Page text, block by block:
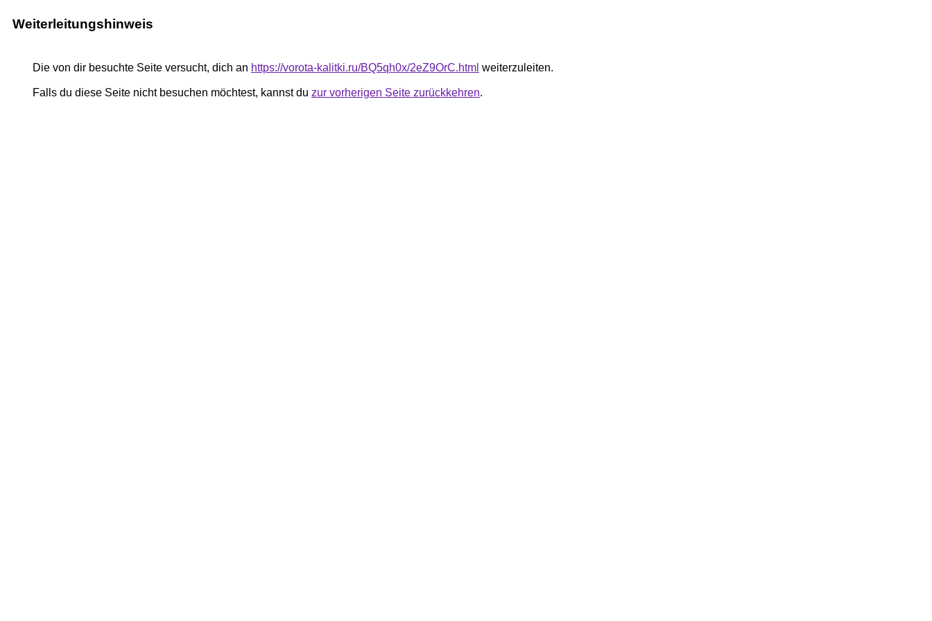
Weiterleitungshinweis
Die von dir besuchte Seite versucht, dich an https://vorota-kalitki.ru/BQ5qh0x/2eZ9OrC.html weiterzuleiten.
Falls du diese Seite nicht besuchen möchtest, kannst du zur vorherigen Seite zurückkehren.